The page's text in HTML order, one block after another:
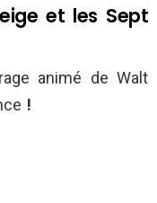
et les Sept
animé de Walt
!